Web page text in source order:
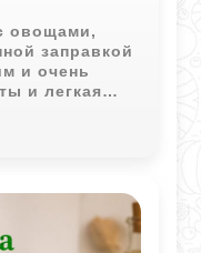
овощами,
заправкой
и очень
и легкая
мягким и